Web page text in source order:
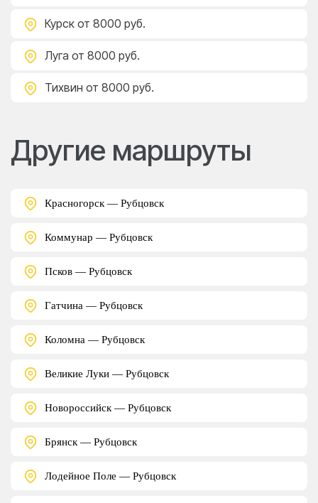
Курск от 8000 руб.
Луга от 8000 руб.
Тихвин от 8000 руб.
Другие маршруты
Красногорск — Рубцовск
Коммунар — Рубцовск
Псков — Рубцовск
Гатчина — Рубцовск
Коломна — Рубцовск
Великие Луки — Рубцовск
Новороссийск — Рубцовск
Брянск — Рубцовск
Лодейное Поле — Рубцовск